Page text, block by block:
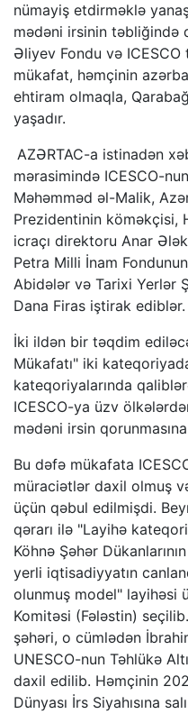
nümayiş etdirməklə
mədəni irsinin təbliğində
Əliyev Fondu və
mükafat, həmçinin
ehtiram olmaqla,
yaşadır.
AZƏRTAC-a istinadən
mərasimində ICESCO-
Məhəmməd əl-Malik,
Prezidentinin köməkçisi,
icraçı direktoru Anar
Petra Milli İnam
Abidələr və Tarixi Yerlər
Dana Firas iştirak ediblər.
İki ildən bir təqdim
Mükafatı" iki
kateqoriyalarında
ICESCO-ya üzv
mədəni irsin
Bu dəfə mükafata
müraciətlər daxil olmuş
üçün qəbul edilmişdi.
qərarı ilə "Layihə
Köhnə Şəhər
yerli iqtisadiyyatın
olunmuş model" layihəsi
Komitəsi (Fələstin)
şəhəri, o cümlədən
UNESCO-nun Təhlükə
daxil edilib. Həmçinin
Dünyası İrs Siyahısına